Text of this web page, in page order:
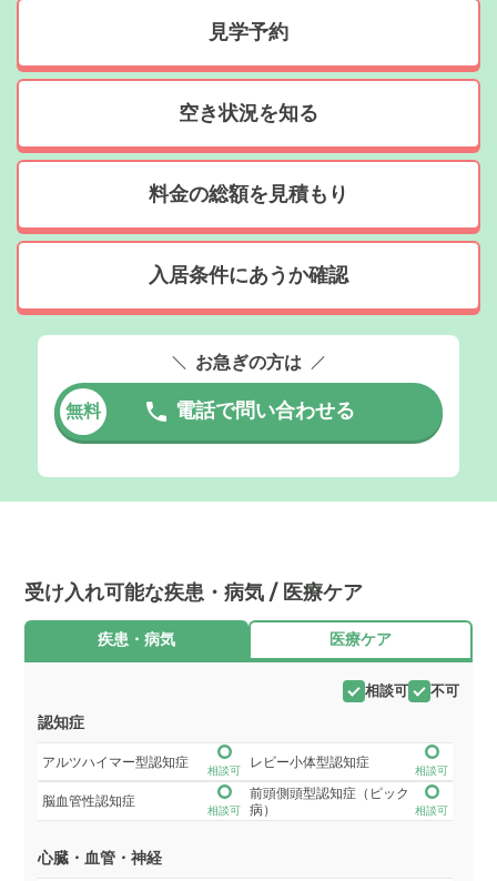
見学予約
空き状況を知る
料金の総額を見積もり
入居条件にあうか確認
お急ぎの方は
無料 電話で問い合わせる
受け入れ可能な疾患・病気 / 医療ケア
疾患・病気 医療ケア
相談可 不可
認知症
アルツハイマー型認知症
相談可
レビー小体型認知症
相談可
脳血管性認知症
相談可
前頭側頭型認知症（ピック
病）
相談可
心臓・血管・神経